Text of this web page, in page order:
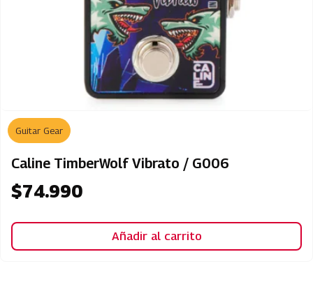
Guitar Gear
Caline TimberWolf Vibrato / G006
$74.990
Añadir al carrito